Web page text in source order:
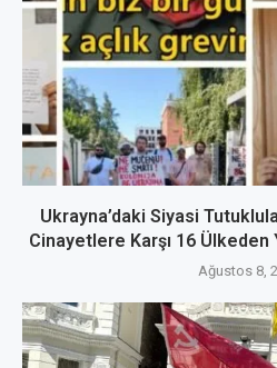
Ukrayna’daki Siyasi
Cinayetlere Karşı 16 Ülkeden
Ağustos 8,